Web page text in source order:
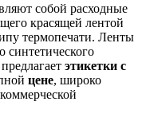
собой расходные
красящей лентой
термопечати. Ленты
синтетического
этикетки с
цене, широко